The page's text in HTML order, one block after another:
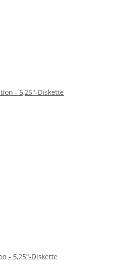
- 5,25"-Diskette